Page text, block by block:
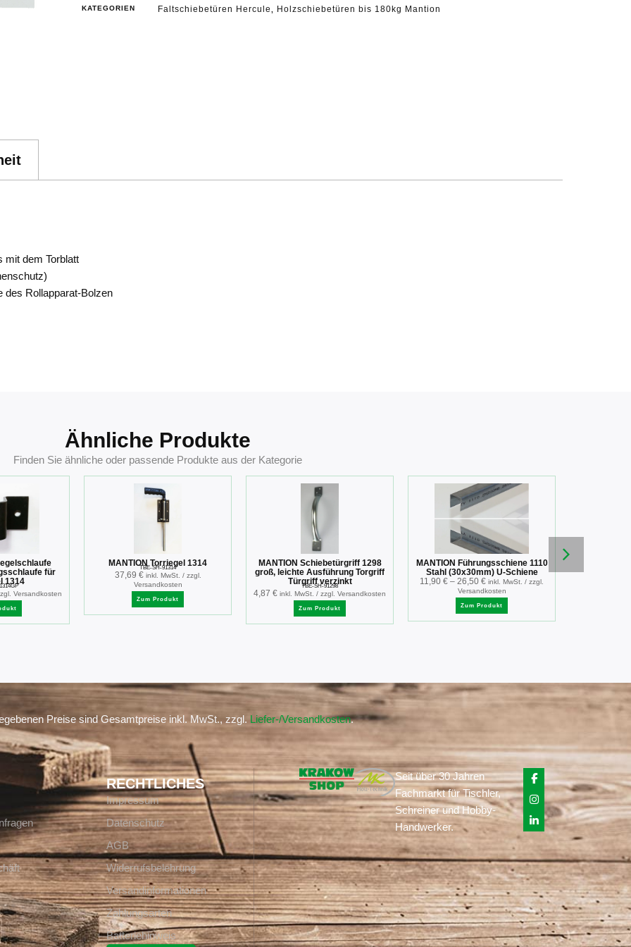
KATEGORIEN
Faltschiebetüren Hercule Holzschiebetüren bis 180kg Mantion
mit dem Torblatt
des Rollapparat-Bolzen
Ähnliche Produkte
Finden Sie ähnliche oder passende Produkte aus der Kategorie
für
1314
Versandkosten
MANTION Torriegel 1314
TBE-SH-91314
37,69 € inkl. MwSt. / zzgl.
Versandkosten
Zum Produkt
MANTION Schiebetürgriff 1298
groß, leichte Ausführung Torgriff
Türgriff verzinkt
TBE-SH-91298
4,87 € inkl. MwSt. / zzgl. Versandkosten
Zum Produkt
MANTION Führungsschiene 1110
Stahl (30x30mm) U-Schiene
11,90 € – 26,50 € inkl. MwSt. / zzgl.
Versandkosten
Zum Produkt
Edelstahl
Preise sind Gesamtpreise inkl. MwSt., zzgl. Liefer-/Versandkosten.
RECHTLICHES
Impressum
Datenschutz
AGB
Widerrufsbelehrung
Versandinformationen
Zahlungsarten
Batteriehinweis
Seit über 30 Jahren
Fachmarkt für Tischler,
Schreiner und Hobby-
Handwerker.